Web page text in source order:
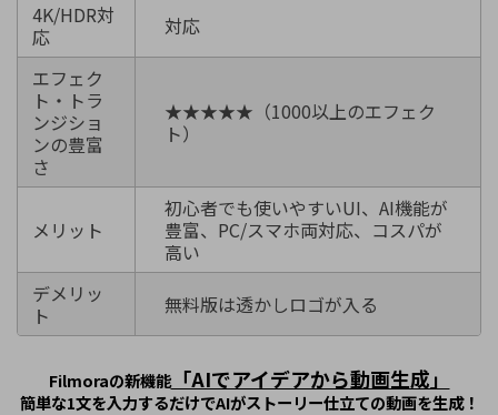
4K/HDR対
応
対応
エフェク
ト・トラ
ンジショ
ンの豊富
さ
★★★★★（1000以上のエフェク
ト）
メリット
初心者でも使いやすいUI、AI機能が
豊富、PC/スマホ両対応、コスパが
高い
デメリッ
ト
無料版は透かしロゴが入る
Filmoraの新機能「AIでアイデアから動画生成」
簡単な1文を入力するだけでAIがストーリー仕立ての動画を生成！